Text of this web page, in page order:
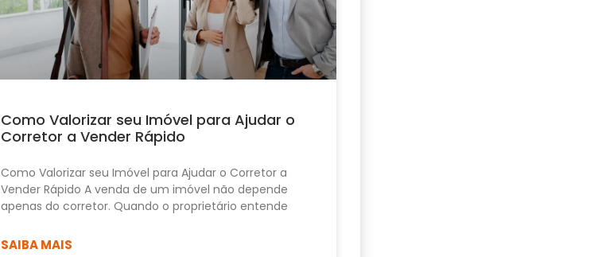
Como Valorizar seu Imóvel para Ajudar o
Corretor a Vender Rápido
Como Valorizar seu Imóvel para Ajudar o Corretor a
Vender Rápido A venda de um imóvel não depende
apenas do corretor. Quando o proprietário entende
SAIBA MAIS